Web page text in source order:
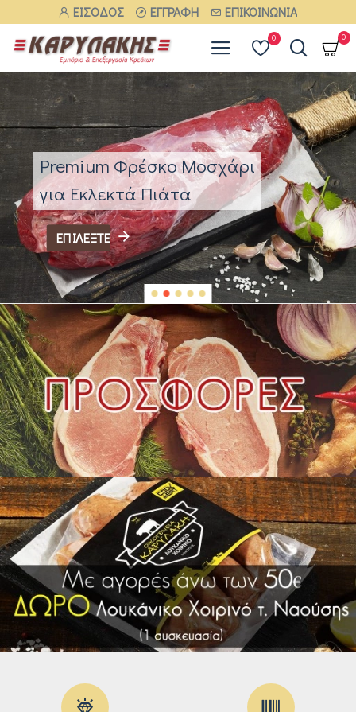
ΚΑΡΥΛΑΚΗΣ
Market
ΕΊΣΟΔΟΣ ΕΓΓΡΑΦΉ ΕΠΙΚΟΙΝΩΝΊΑ
0 0
Premium Φρέσκο Μοσχάρι
για Εκλεκτά Πιάτα
ΕΠΙΛΈΞΤΕ